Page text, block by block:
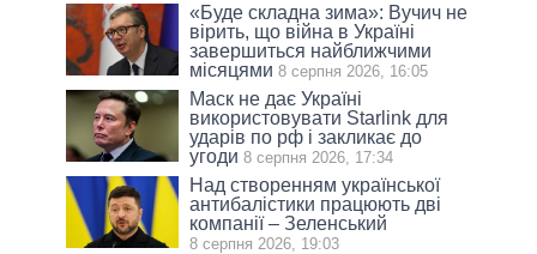
«Буде складна зима»: Вучич не
вірить, що війна в Україні
завершиться найближчими
місяцями 8 серпня 2026, 16:05
Маск не дає Україні
використовувати Starlink для
ударів по рф і закликає до
угоди 8 серпня 2026, 17:34
Над створенням української
антибалістики працюють дві
компанії – Зеленський
8 серпня 2026, 19:03